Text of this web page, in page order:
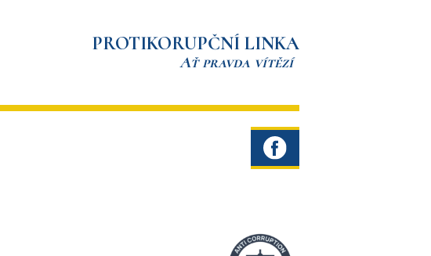
PROTIKORUPČNÍ LINKA
Ať pravda vítězí